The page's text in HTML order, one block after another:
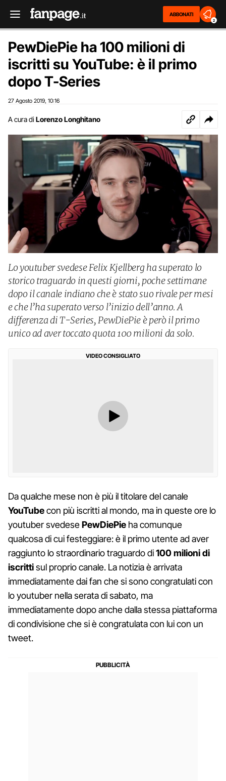
ABBONATI
2
PewDiePie ha 100 milioni di
iscritti su YouTube: è il primo
dopo T-Series
27 Agosto 2019 10:16
A cura di Lorenzo Longhitano
Lo youtuber svedese Felix Kjellberg ha superato lo
storico traguardo in questi giorni, poche settimane
dopo il canale indiano che è stato suo rivale per mesi
e che l’ha superato verso l’inizio dell’anno. A
differenza di T-Series, PewDiePie è però il primo
unico ad aver toccato quota 100 milioni da solo.
VIDEO CONSIGLIATO
Da qualche mese non è più il titolare del canale
YouTubecon più iscritti al mondo, ma in queste ore lo
youtuber svedesePewDiePie ha comunque
qualcosa di cui festeggiare: è il primo utente ad aver
raggiunto lo straordinario traguardo di100 milioni di
iscrittisul proprio canale. La notizia è arrivata
immediatamente dai fan che si sono congratulati con
lo youtuber nella serata di sabato, ma
immediatamente dopo anche dalla stessa piattaforma
di condivisione che si è congratulata con lui con un
tweet.